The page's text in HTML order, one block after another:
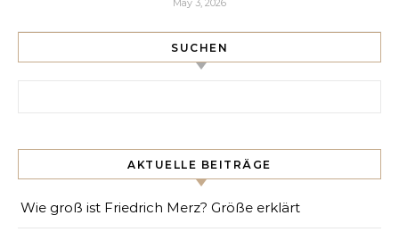
May 3, 2026
SUCHEN
AKTUELLE BEITRÄGE
Wie groß ist Friedrich Merz? Größe erklärt